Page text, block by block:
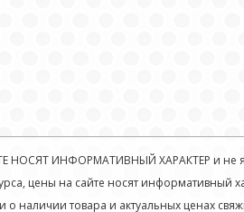
НОСЯТ ИНФОРМАТИВНЫЙ ХАРАКТЕР и не
цены на сайте носят информативный
наличии товара и актуальных ценах